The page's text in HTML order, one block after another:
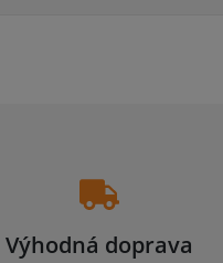
Výhodná doprava